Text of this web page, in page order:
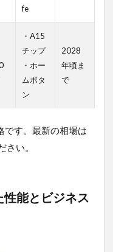
fe
・A15
チップ
・ホー
ムボタ
ン
2028
年頃ま
で
す。最新の相場は
さい。
能とビジネス